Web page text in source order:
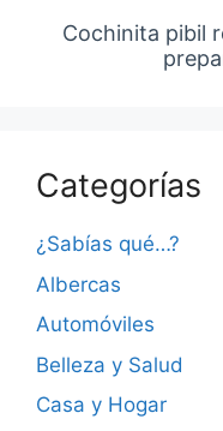
Cochinita pibil
Categorías
¿Sabías qué…?
Albercas
Automóviles
Belleza y Salud
Casa y Hogar